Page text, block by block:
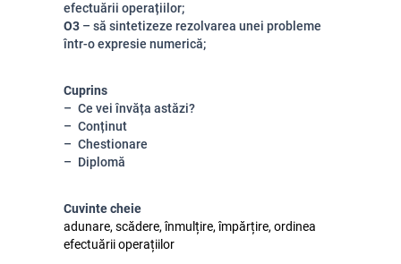
efectuării operațiilor;
O3 – să sintetizeze rezolvarea unei probleme
într-o expresie numerică;
Cuprins
Ce vei învăța astăzi?
Conținut
Chestionare
Diplomă
Cuvinte cheie
adunare, scădere, înmulțire, împărțire, ordinea
efectuării operațiilor